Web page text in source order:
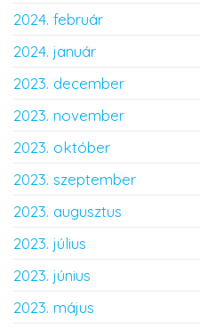
2024. február
2024. január
2023. december
2023. november
2023. október
2023. szeptember
2023. augusztus
2023. július
2023. június
2023. május